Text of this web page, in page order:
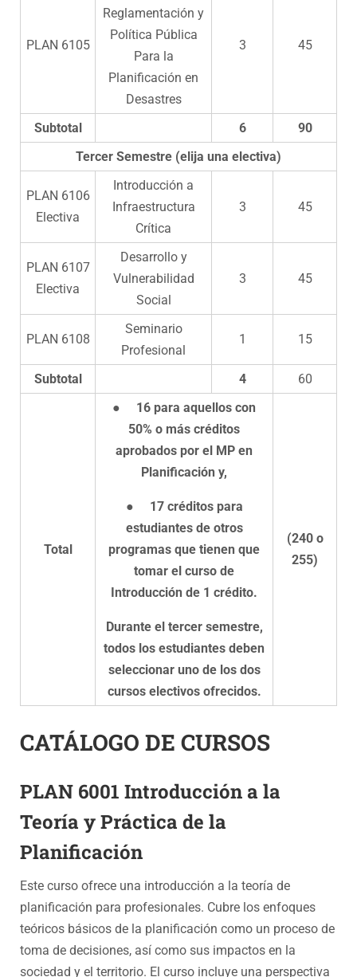
PLAN 6105
Reglamentación y
Política Pública
Para la
Planificación en
Desastres
3 45
Subtotal 6
90
Tercer Semestre (elija una electiva)
PLAN 6106
Electiva
Introducción a
Infraestructura
Crítica
3 45
PLAN 6107
Electiva
Desarrollo y
Vulnerabilidad
Social
3 45
PLAN 6108
Seminario
Profesional
1 15
Subtotal 4 60
Total
● 16 para aquellos con
50% o más créditos
aprobados por el MP en
Planificación y,
● 17 créditos para
estudiantes de otros
programas que tienen que
tomar el curso de
Introducción de 1 crédito.
Durante el tercer semestre,
todos los estudiantes deben
seleccionar uno de los dos
cursos electivos ofrecidos.
(240 o
255)
CATÁLOGO DE CURSOS
PLAN 6001 Introducción a la
Teoría y Práctica de la
Planificación
Este curso ofrece una introducción a la teoría de
planificación para profesionales. Cubre los enfoques
teóricos básicos de la planificación como un proceso de
toma de decisiones, así como sus impactos en la
sociedad y el territorio. El curso incluye una perspectiva